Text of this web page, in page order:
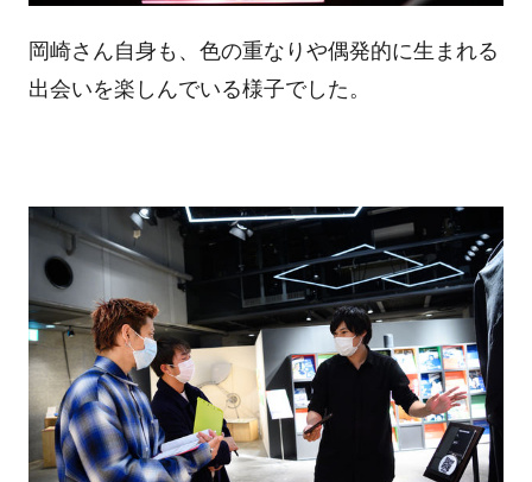
岡崎さん自身も、色の重なりや偶発的に生まれる
出会いを楽しんでいる様子でした。